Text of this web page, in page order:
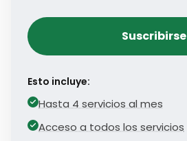
Suscribirse
Esto incluye:
Hasta 4 servicios al mes
Acceso a todos los servicios